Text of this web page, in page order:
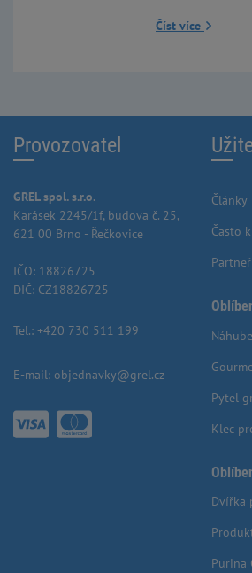
Číst více
Provozovatel
GREL spol. s.r.o.
Karásek 2245/1f, budova č. 25,
621 00 Brno - Řečkovice
IČO: 18826725
DIČ: CZ18826725
Tel.: +420 730 511 199
E-mail: objednavky@grel.cz
Články
Často
Pytel
Klec
Dvířka
Purina